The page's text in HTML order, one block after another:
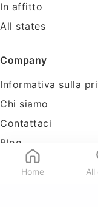
Home All
In affitto
All states
Company
Informativa sulla
Chi siamo
Contattaci
Blog
Tools